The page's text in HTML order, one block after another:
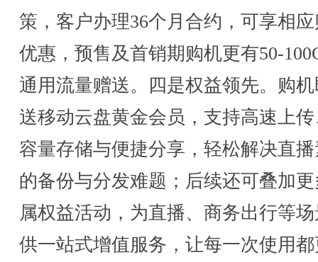
策，客户办理36个月合约，可享相
优惠，预售及首销期购机更有50-
通用流量赠送。四是权益领先。购
送移动云盘黄金会员，支持高速上
容量存储与便捷分享，轻松解决直
的备份与分发难题；后续还可叠加
属权益活动，为直播、商务出行等
供一站式增值服务，让每一次使用